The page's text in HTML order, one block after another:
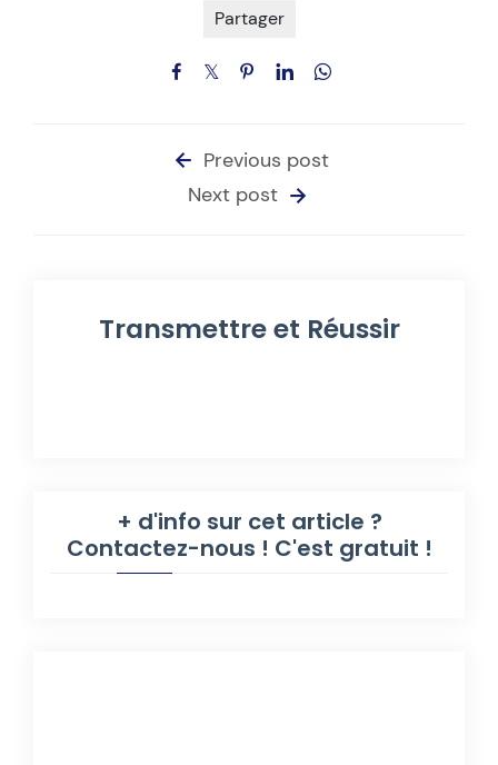
Partager
Previous post
Next post
Transmettre et Réussir
+ d'info sur cet article ?
Contactez-nous ! C'est gratuit !